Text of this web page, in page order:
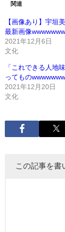
関連
【画像あり】宇垣
最新画像
2021年12月6日
文化
「これできる人地
ってもの
2021年12月20日
文化
この記事を書